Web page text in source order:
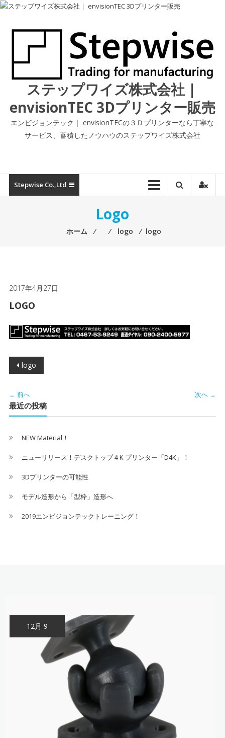
コ
ステップワイズ株式会社｜
envisionTEC 3Dプリンター販売
エンビジョンテック｜ envisionTECの３Ｄプリンターなら丁寧な
サービス、蓄積したノウハウのステップワイズ株式会社
Stepwise Co.,ltd
Logo
ホーム ⁄ ⁄ logo ⁄ logo
2017年4月27日
LOGO
投
ナ
ゲ
ー
シ
ョ
ン
logo
← 前へ 次へ →
最近の投稿
NEW Material！
ニューリリース！デスクトップ４K プリンター「D4K」！
3Dプリンターの可能性
モデル造形から「型枠」造形へ
2019エンビジョンテックトレーニング！
12月 9